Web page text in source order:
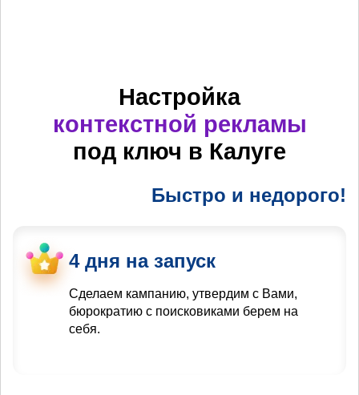
Настройка
контекстной рекламы
под ключ в Калуге
Быстро и недорого!
4 дня на запуск
Сделаем кампанию, утвердим с Вами,
бюрократию с поисковиками берем на
себя.